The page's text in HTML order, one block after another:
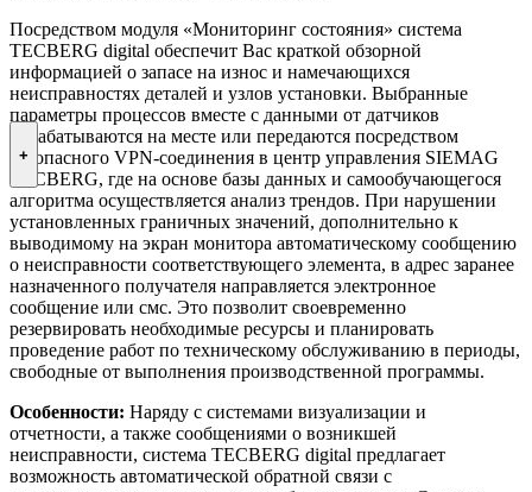
Посредством модуля «Мониторинг состояния» система
TECBERG digital обеспечит Вас краткой обзорной
информацией о запасе на износ и намечающихся
неисправностях деталей и узлов установки. Выбранные
параметры процессов вместе с данными от датчиков
обрабатываются на месте или передаются посредством
безопасного VPN-соединения в центр управления SIEMAG
TECBERG, где на основе базы данных и самообучающегося
алгоритма осуществляется анализ трендов. При нарушении
установленных граничных значений, дополнительно к
выводимому на экран монитора автоматическому сообщению
о неисправности соответствующего элемента, в адрес заранее
назначенного получателя направляется электронное
сообщение или смс. Это позволит своевременно
резервировать необходимые ресурсы и планировать
проведение работ по техническому обслуживанию в периоды,
свободные от выполнения производственной программы.
Особенности: Наряду с системами визуализации и
отчетности, а также сообщениями о возникшей
неисправности, система TECBERG digital предлагает
возможность автоматической обратной связи с
+